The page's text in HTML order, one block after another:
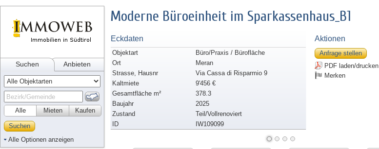
Suchen Anbieten
Alle Kaufen
Mieten
Suchen
Alle Optionen anzeigen
Moderne Büroeinheit im Sparkassenhaus_B1
Eckdaten
Objektart
Büro/Praxis / Bürofläche
Ort
Meran
Strasse, Hausnr
Via Cassa di Risparmio 9
Kaltmiete
9'456 €
Gesamtfläche m²
378.3
Baujahr
2025
Zustand
Teil/Vollrenoviert
ID
IW109099
Aktionen
Anfrage stellen
PDF laden/drucken
Merken